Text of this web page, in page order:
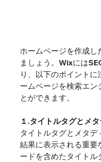
ホームページを作成し
ましょう。Wixには
り、以下のポイント
ームページを検索エン
とができます。
１.タイトルタグとメ
タイトルタグとメタ
結果に表示される重要
ードを含めたタイト